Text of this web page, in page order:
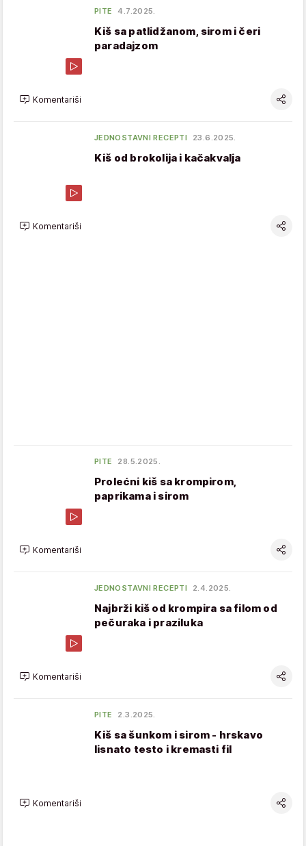
PITE 4.7.2025.
Kiš sa patlidžanom, sirom i čeri
paradajzom
Komentariši
JEDNOSTAVNI RECEPTI 23.6.2025.
Kiš od brokolija i kačakvalja
Komentariši
PITE 28.5.2025.
Prolećni kiš sa krompirom,
paprikama i sirom
Komentariši
JEDNOSTAVNI RECEPTI 2.4.2025.
Najbrži kiš od krompira sa filom od
pečuraka i praziluka
Komentariši
PITE 2.3.2025.
Kiš sa šunkom i sirom - hrskavo
lisnato testo i kremasti fil
Komentariši